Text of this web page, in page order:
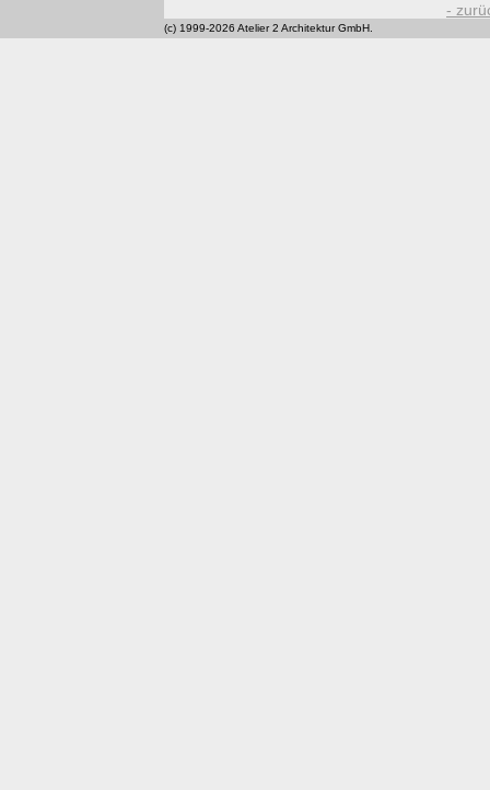
-
(c) 1999-2026 Atelier 2 Architektur GmbH.